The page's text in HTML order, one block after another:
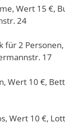
Wert 15 €,
24
für 2
17
Wert 10 €,
Wert 10 €,